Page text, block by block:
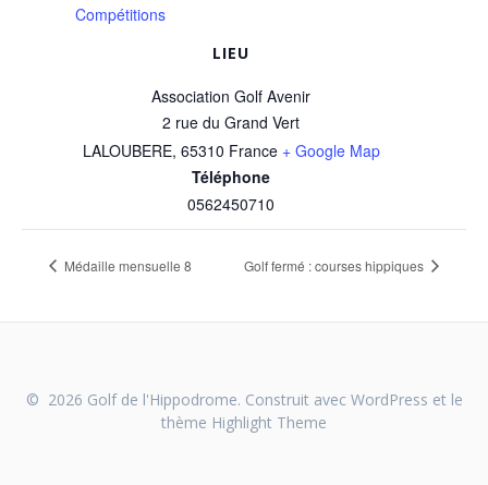
Compétitions
LIEU
Association Golf Avenir
2 rue du Grand Vert
LALOUBERE, 65310 France + Google Map
Téléphone
0562450710
Médaille mensuelle 8 Golf fermé : courses hippiques
© 2026 Golf de l'Hippodrome. Construit avec WordPress et le
thème Highlight Theme